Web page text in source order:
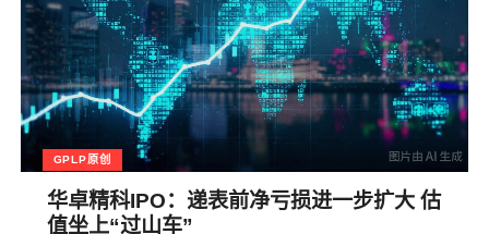
GPLP原创
华卓精科IPO：递表前净亏损进一步扩大 估
值坐上“过山车”